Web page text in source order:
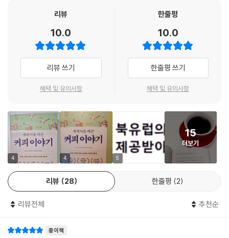
806년 베를린에 입성한 나폴레옹은 베를린 칙령을 선포해 대륙을 봉쇄했
를 봉쇄한다는 의미다). 이는 강대국 프로이센이 프랑스에 무릎을 꿇은 상
황에서 대서양과 지중해에 이어 발트해마저 제압할 수 있다는 계산에서 천
재 전략가 나폴레옹이 단행한 해상봉쇄조치였다. 그런데 문제는 해안이 봉
쇄되면 커피도 봉쇄된다는 점이다.
의 확실하다. 왜냐하면 그는 식용음료로 군대에 커피를 최초로 도입한 인
물이기 때문이다. 그는 왜 자신의 군대에 커피를 보급하려고 안간힘을 썼
을까? 영양분이 거의 없는데도 왠지 힘이 나게 하는 ‘검은 음료’에 매료되
었기 때문이다.
군대에 대량의 커피를 보급하려면 어떻게 해야 할까? ‘산업’에 의존하는 수
밖에 없다. 나폴레옹은 “내 사전에 불가능은 없다”라는 자신의 명언을 증
진력과 실행력을 발휘했다.
나폴레옹의 명령에 따라 프랑스 정부는 직물기계 개량, 인디고 대체용 색
리뷰
10.0
리뷰 쓰기
혜택 및 유의사항
한줄평
10.0
한줄평 쓰기
혜택 및 유의사항
4 4 5
15
더보기
리뷰 28 한줄평 2
리뷰전체 추천순
종이책